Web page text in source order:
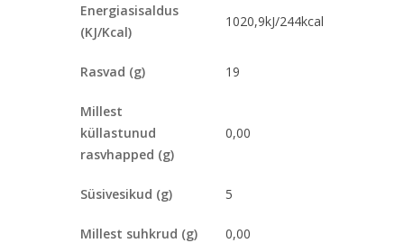
Energiasisaldus
(KJ/Kcal)
1020,9kJ/244kcal
Rasvad (g) 19
Millest
küllastunud
rasvhapped (g)
0,00
Süsivesikud (g) 5
Millest suhkrud (g) 0,00